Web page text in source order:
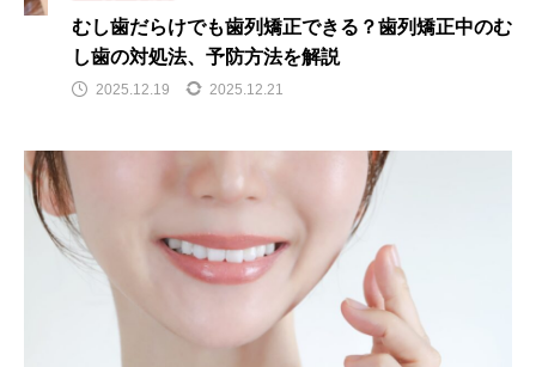
むし歯だらけでも歯列矯正できる？歯列矯正中のむ
し歯の対処法、予防方法を解説
2025.12.19 2025.12.21